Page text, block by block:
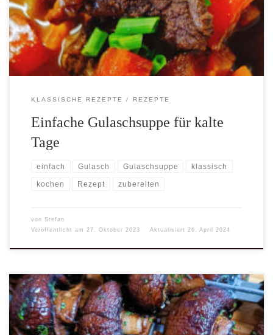
Spezialität, die ihren Ursprung in der ungarischen Küche hat. Der
Eintopf wird traditionell mit saftigen Rindfleischstücken,
Zwiebeln, Paprika, und Gewürzen zubereitet. Die Ursprünge […]
KLASSISCHE REZEPTE REZEPTE
Einfache Gulaschsuppe für kalte
Tage
einfach Gulasch Gulaschsuppe klassisch
kochen Rezept zubereiten
von Stefan
Veröffentlicht am
27. Oktober 2023 Aktualisiert 26. April 2024
Wenn du auf der Suche nach einem einfachen und köstlichen
vegetarischen Gericht für dein nächstes Grillfest bist, dann sind